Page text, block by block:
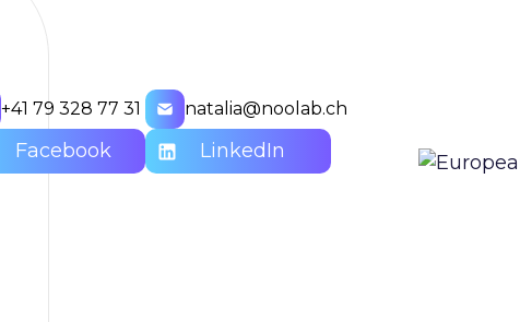
+41 79 328 77 31 natalia@noolab.ch
Facebook LinkedIn